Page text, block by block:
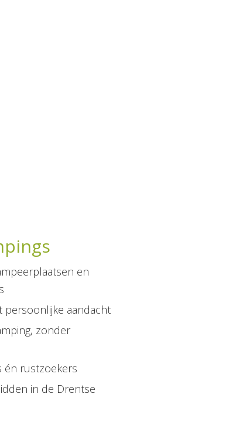
en
persoonlijke aandacht
zonder
én rustzoekers
in de Drentse